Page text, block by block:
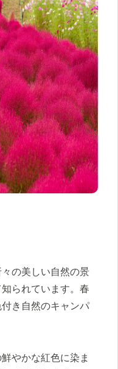
の美しい自然の景
られています。春
き自然のキャンパ
やかな紅色に染ま